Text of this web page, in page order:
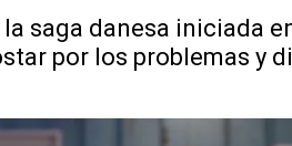
saga danesa iniciada
por los problemas y